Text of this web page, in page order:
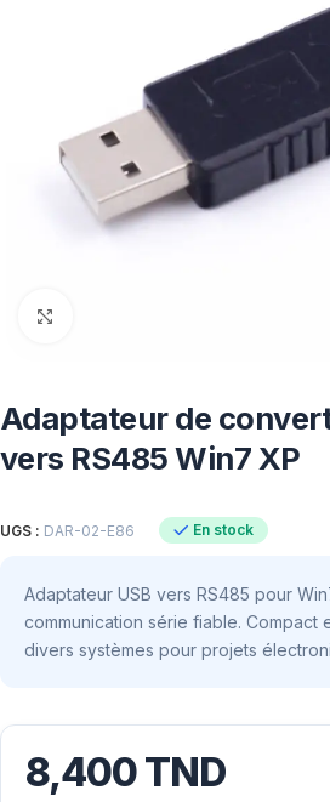
Adaptateur de
vers RS485 Win7 XP
UGS : DAR-02-E86 En stock
Adaptateur USB vers RS485 pour
communication série fiable. Compact
divers systèmes pour projets
8,400TND